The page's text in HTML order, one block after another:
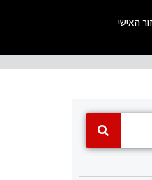
האישי